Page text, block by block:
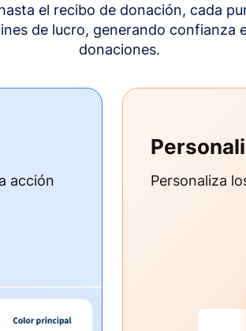
el recibo de donación, cada
de lucro, generando confianza
donaciones.
acción
Personaliza